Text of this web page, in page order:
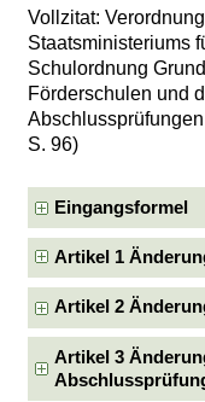
Vollzitat:
Staatsministeriums
Schulordnung
Förderschulen und
S. 96)
Eingangsformel
Artikel 1
Artikel 2
Artikel 3